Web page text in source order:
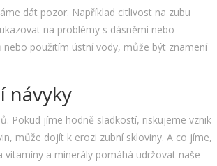
dát pozor. Například citlivost na zubu
na problémy s dásněmi nebo
použitím ústní vody, může být znamení
návyky
Pokud jíme hodně sladkostí, riskujeme vznik
může dojít k erozi zubní skloviny. A co jíme,
a minerály pomáhá udržovat naše